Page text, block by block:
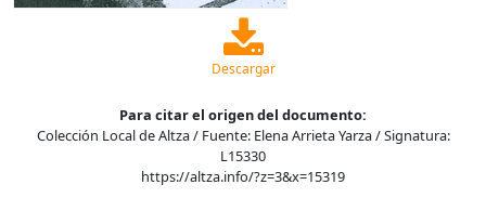
Descargar
Para citar el origen del documento:
Colección Local de Altza / Fuente: Elena Arrieta Yarza / Signatura:
L15330
https://altza.info/?z=3&x=15319